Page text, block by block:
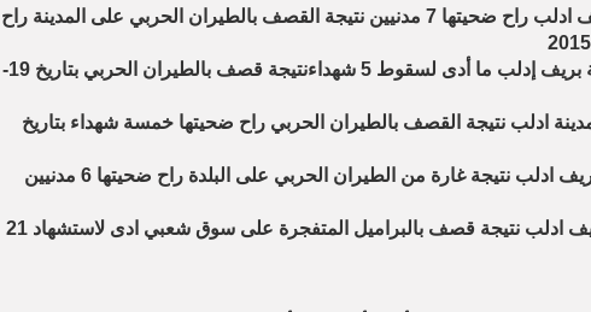
9- مجزرة في مدينة أريحا بريف ادلب راح ضحيتها 7 مدنيين نتيجة القصف بالطيران الحربي على المدينة راح
10- مجزرة في بلدة كفرسجنة بريف إدلب ما أدى لسقوط 5 شهداءنتيجة قصف بالطيران الحربي بتاريخ 19-
ادلب نتيجة القصف بالطيران الحربي راح ضحيتها خمسة شهداء بتاريخ
12- مجزرة في بلدة جرجناز بريف ادلب نتيجة غارة من الطيران الحربي على البلدة راح ضحيتها 6 مدنيين
13- مجزرة في بلدة احسم بريف ادلب نتيجة قصف بالبراميل المتفجرة على سوق شعبي ادى لاستشهاد 21